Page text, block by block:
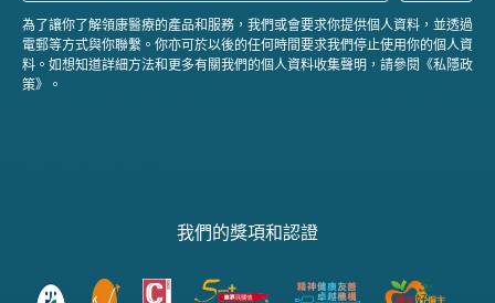
為了讓你了解領康醫療的產品和服務，我們或會要求你提供個人資料，並透過
電郵等方式與你聯繫。你亦可於以後的任何時間要求我們停止使用你的個人資
料。如想知道詳細方法和更多有關我們的個人資料收集聲明，請參閱《私隱政
策》。
我們的獎項和認證